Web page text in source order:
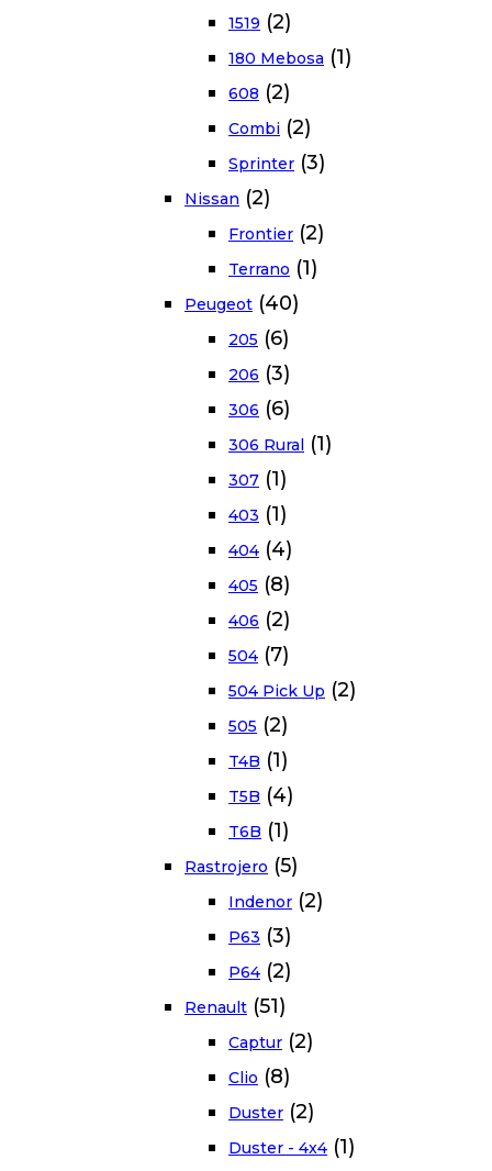
1519 (2)
180 Mebosa (1)
608 (2)
Combi (2)
Sprinter (3)
Nissan (2)
Frontier (2)
Terrano (1)
Peugeot (40)
205 (6)
206 (3)
306 (6)
306 Rural (1)
307 (1)
403 (1)
404 (4)
405 (8)
406 (2)
504 (7)
504 Pick Up (2)
505 (2)
T4B (1)
T5B (4)
T6B (1)
Rastrojero (5)
Indenor (2)
P63 (3)
P64 (2)
Renault (51)
Captur (2)
Clio (8)
Duster (2)
Duster - 4x4 (1)